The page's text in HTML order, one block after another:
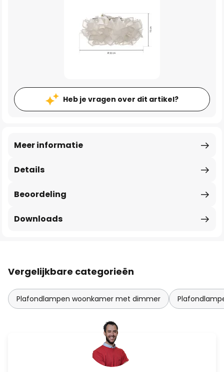
Heb je vragen over dit artikel?
Details
Meer informatie
Beoordeling
Downloads
Vergelijkbare categorieën
Plafondlampen woonkamer met dimmer